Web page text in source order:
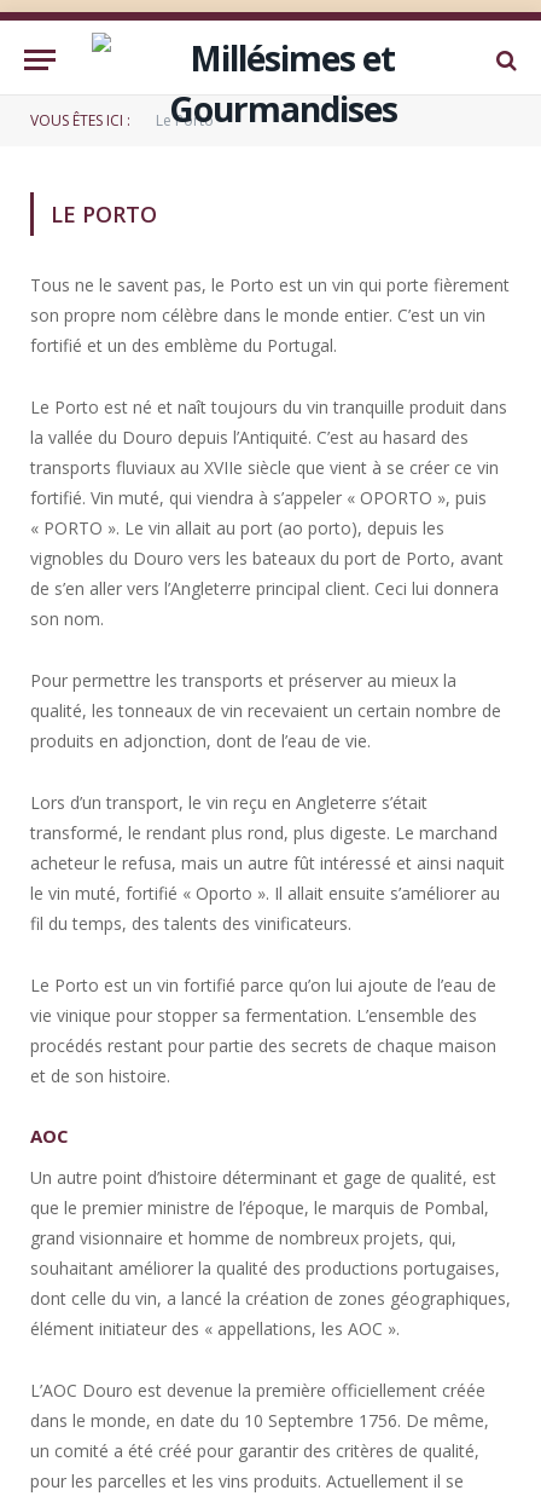
VOUS ÊTES ICI : Le Porto
LE PORTO
Tous ne le savent pas, le Porto est un vin qui porte fièrement
son propre nom célèbre dans le monde entier. C’est un vin
fortifié et un des emblème du Portugal.
Le Porto est né et naît toujours du vin tranquille produit dans
la vallée du Douro depuis l’Antiquité. C’est au hasard des
transports fluviaux au XVIIe siècle que vient à se créer ce vin
fortifié. Vin muté, qui viendra à s’appeler « OPORTO », puis
« PORTO ». Le vin allait au port (ao porto), depuis les
vignobles du Douro vers les bateaux du port de Porto, avant
de s’en aller vers l’Angleterre principal client. Ceci lui donnera
son nom.
Pour permettre les transports et préserver au mieux la
qualité, les tonneaux de vin recevaient un certain nombre de
produits en adjonction, dont de l’eau de vie.
Lors d’un transport, le vin reçu en Angleterre s’était
transformé, le rendant plus rond, plus digeste. Le marchand
acheteur le refusa, mais un autre fût intéressé et ainsi naquit
le vin muté, fortifié « Oporto ». Il allait ensuite s’améliorer au
fil du temps, des talents des vinificateurs.
Le Porto est un vin fortifié parce qu’on lui ajoute de l’eau de
vie vinique pour stopper sa fermentation. L’ensemble des
procédés restant pour partie des secrets de chaque maison
et de son histoire.
AOC
Un autre point d’histoire déterminant et gage de qualité, est
que le premier ministre de l’époque, le marquis de Pombal,
grand visionnaire et homme de nombreux projets, qui,
souhaitant améliorer la qualité des productions portugaises,
dont celle du vin, a lancé la création de zones géographiques,
élément initiateur des « appellations, les AOC ».
L’AOC Douro est devenue la première officiellement créée
dans le monde, en date du 10 Septembre 1756. De même,
un comité a été créé pour garantir des critères de qualité,
pour les parcelles et les vins produits. Actuellement il se